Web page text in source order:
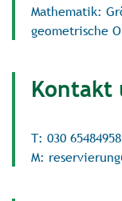
Mathematik:
geometrische
Kontakt
T: 030
M: